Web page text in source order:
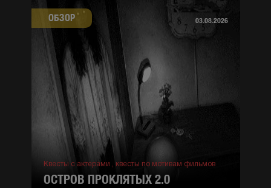
ОБЗОР 03.08.2026
Квесты с актерами , квесты по мотивам фильмов
ОСТРОВ ПРОКЛЯТЫХ 2.0